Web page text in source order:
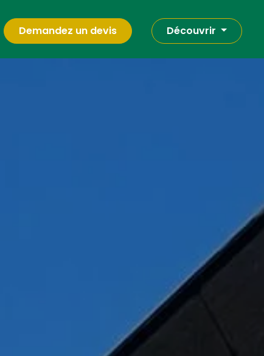
Demandez un devis Découvrir